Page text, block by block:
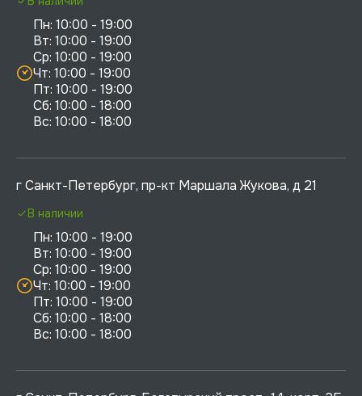
Пн: 10:00 - 19:00
Вт: 10:00 - 19:00
Ср: 10:00 - 19:00
Чт: 10:00 - 19:00
Пт: 10:00 - 19:00
Сб: 10:00 - 18:00
г Санкт-Петербург, пр-кт Маршала Жукова, д 21
Пн: 10:00 - 19:00
Вт: 10:00 - 19:00
Ср: 10:00 - 19:00
Чт: 10:00 - 19:00
Пт: 10:00 - 19:00
Сб: 10:00 - 18:00
В наличии